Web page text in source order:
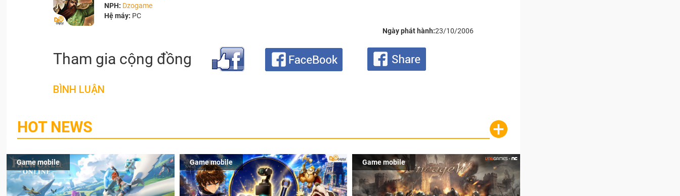
NPH: Dzogame
Hệ máy: PC
Ngày phát hành:23/10/2006
Tham gia cộng đồng
BÌNH LUẬN
HOT NEWS +
Game mobile Game mobile Game mobile